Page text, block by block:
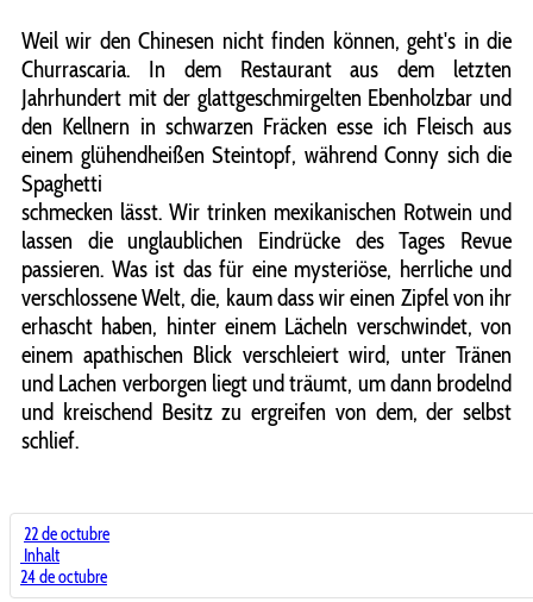
Weil wir den Chinesen nicht finden können, geht's in die
Churrascaria. In dem Restaurant aus dem letzten
Jahrhundert mit der glattgeschmirgelten Ebenholzbar und
den Kellnern in schwarzen Fräcken esse ich Fleisch aus
einem glühendheißen Steintopf, während Conny sich die
Spaghetti
schmecken lässt. Wir trinken mexikanischen Rotwein und
lassen die unglaublichen Eindrücke des Tages Revue
passieren. Was ist das für eine mysteriöse, herrliche und
verschlossene Welt, die, kaum dass wir einen Zipfel von ihr
erhascht haben, hinter einem Lächeln verschwindet, von
einem apathischen Blick verschleiert wird, unter Tränen
und Lachen verborgen liegt und träumt, um dann brodelnd
und kreischend Besitz zu ergreifen von dem, der selbst
schlief.
22 de octubre
Inhalt
24 de octubre